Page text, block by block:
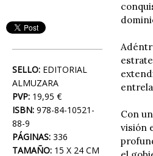
SELLO: EDITORIAL
ALMUZARA
PVP: 19,95 €
ISBN: 978-84-10521-
88-9
PÁGINAS: 336
TAMAÑO: 15 X 24 CM
Con
visión